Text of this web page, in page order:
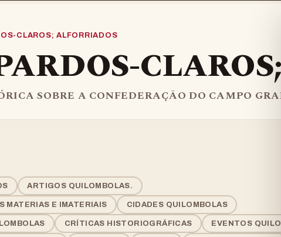
CLAROS; ALFORRIADOS
SOBRE A CONFEDERAÇÃO DO CAMPO
ARTIGOS QUILOMBOLAS.
MATERIAS E IMATERIAIS CIDADES QUILOMBOLAS
CRÍTICAS HISTORIOGRÁFICAS EVENTOS